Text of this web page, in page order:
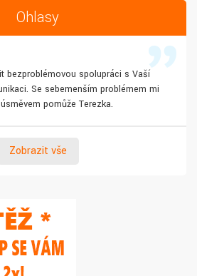
Ohlasy
bezproblémovou spolupráci s Vaší
Se sebemenším problémem mi
pomůže Terezka.
Zobrazit vše